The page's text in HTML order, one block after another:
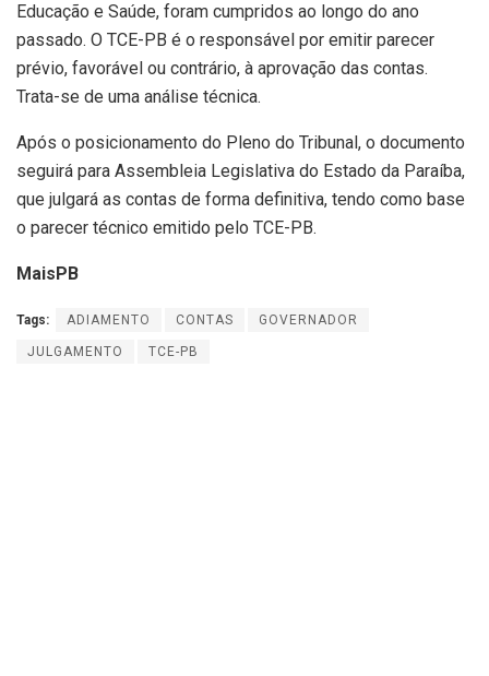
Educação e Saúde, foram cumpridos ao longo do ano
passado. O TCE-PB é o responsável por emitir parecer
prévio, favorável ou contrário, à aprovação das contas.
Trata-se de uma análise técnica.
Após o posicionamento do Pleno do Tribunal, o documento
seguirá para Assembleia Legislativa do Estado da Paraíba,
que julgará as contas de forma definitiva, tendo como base
o parecer técnico emitido pelo TCE-PB.
MaisPB
Tags: ADIAMENTO CONTAS GOVERNADOR
JULGAMENTO TCE-PB